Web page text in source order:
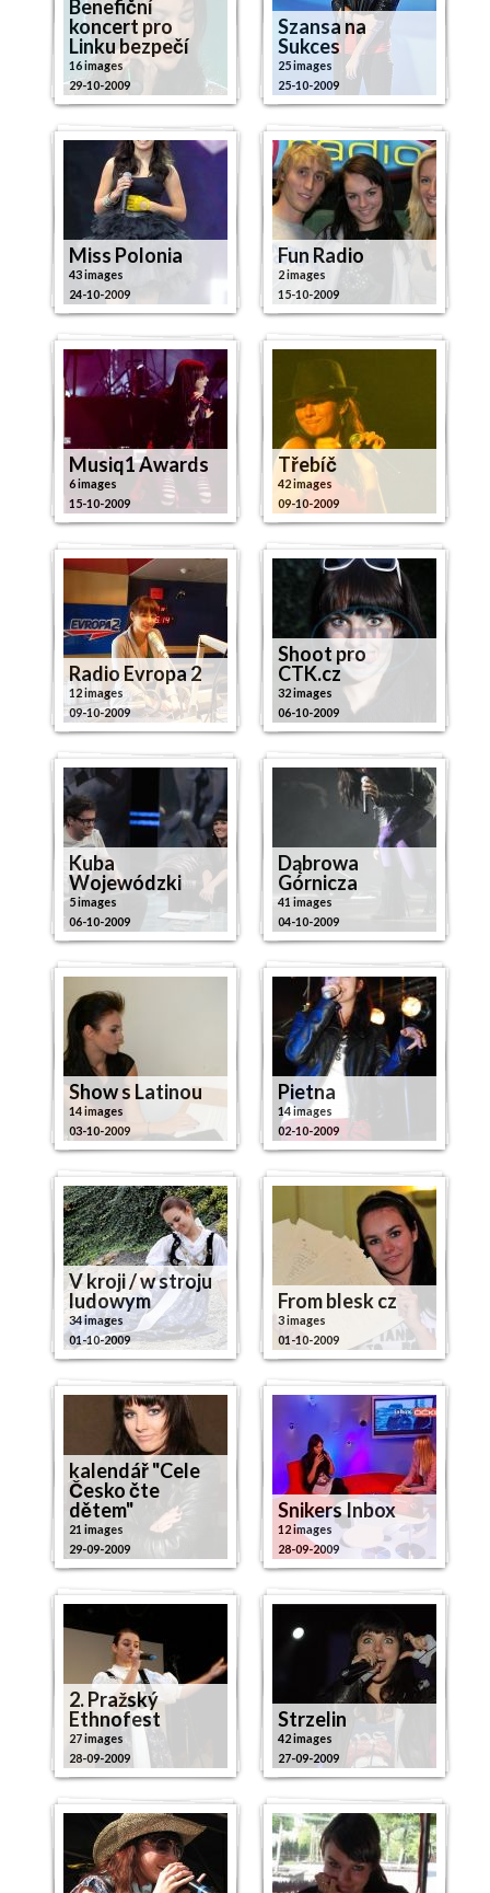
Benefiční
koncert pro
Linku bezpečí
16 images
29-10-2009
Szansa na
Sukces
25 images
25-10-2009
Miss Polonia
43 images
24-10-2009
Fun Radio
2 images
15-10-2009
Musiq1 Awards
6 images
15-10-2009
Třebíč
42 images
09-10-2009
Radio Evropa 2
12 images
09-10-2009
Shoot pro
CTK.cz
32 images
06-10-2009
Kuba
Wojewódzki
5 images
06-10-2009
Dąbrowa
Górnicza
41 images
04-10-2009
Show s Latinou
14 images
03-10-2009
Pietna
14 images
02-10-2009
V kroji / w stroju
ludowym
34 images
01-10-2009
From blesk cz
3 images
01-10-2009
kalendář "Cele
Česko čte
dětem"
21 images
29-09-2009
Snikers Inbox
12 images
28-09-2009
2. Pražský
Ethnofest
27 images
28-09-2009
Strzelin
42 images
27-09-2009